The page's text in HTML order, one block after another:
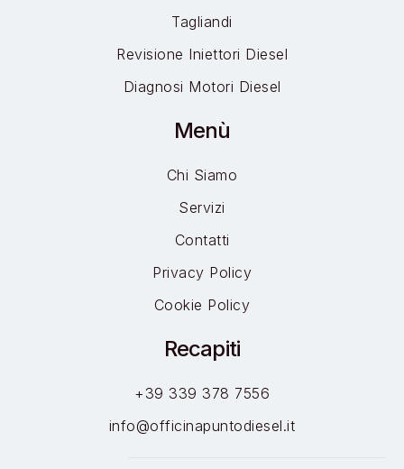
Tagliandi
Revisione Iniettori Diesel
Diagnosi Motori Diesel
Menù
Chi Siamo
Servizi
Contatti
Privacy Policy
Cookie Policy
Recapiti
+39 339 378 7556
info@officinapuntodiesel.it